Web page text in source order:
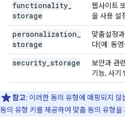
functionality
storage
웹사이트
을 사용 설
personalization
storage
맞춤설정
다(예: 동영
security storage
보안과 관
기능, 사기
참고: 이러한 동의 유형에 매핑되지 않
동의 유형 키를 제공하여 맞춤 동의 유형을